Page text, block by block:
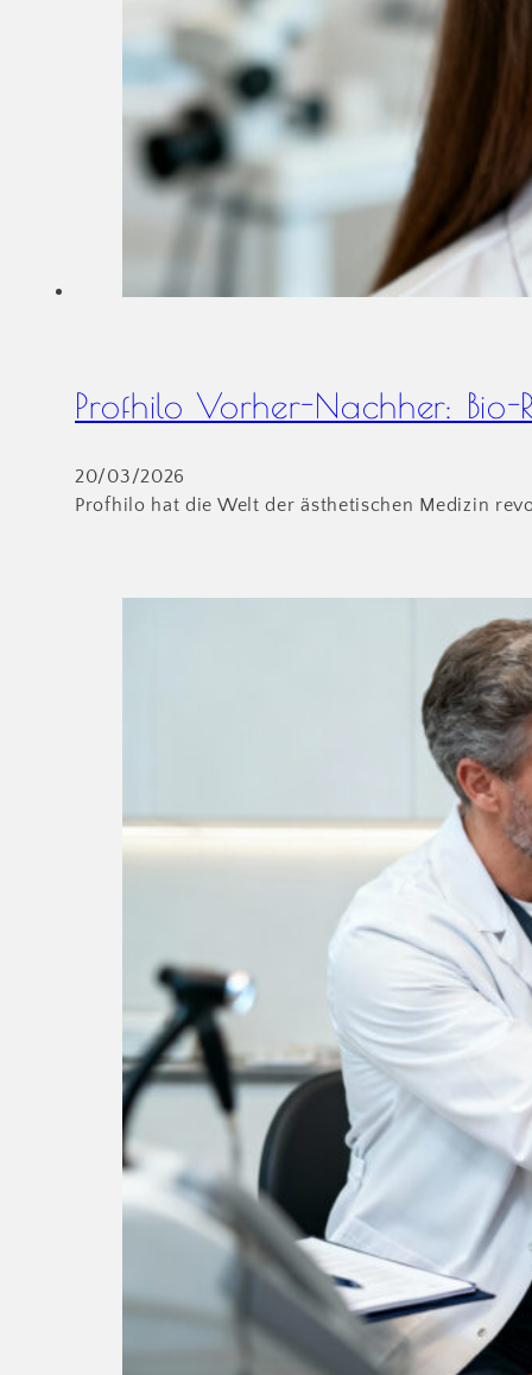
Profhilo Vorher-Nachher:
20/03/2026
Profhilo hat die Welt der ästhetischen Medizin